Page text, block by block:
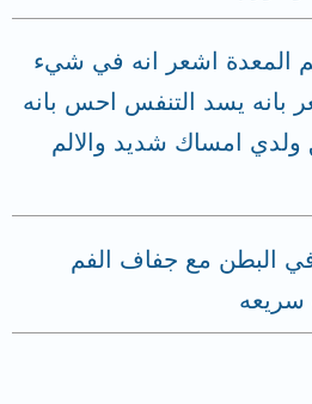
المعدة اشعر انه في شيء
بانه يسد التنفس احس بانه
ولدي امساك شديد والالم
البطن مع جفاف الفم
سريعه